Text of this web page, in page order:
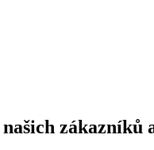
našich zákazníků